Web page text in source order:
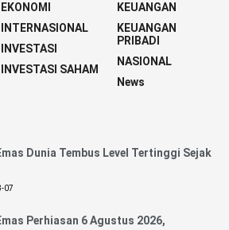
EKONOMI
INTERNASIONAL
INVESTASI
INVESTASI SAHAM
KEUANGAN
KEUANGAN
PRIBADI
NASIONAL
News
Dunia Tembus Level Tertinggi Sejak
07
Perhiasan 6 Agustus 2026,